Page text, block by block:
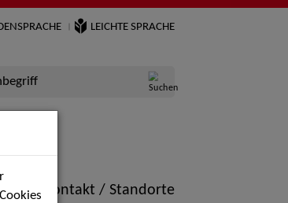
LEICHTE SPRACHE
Kontakt / Standorte